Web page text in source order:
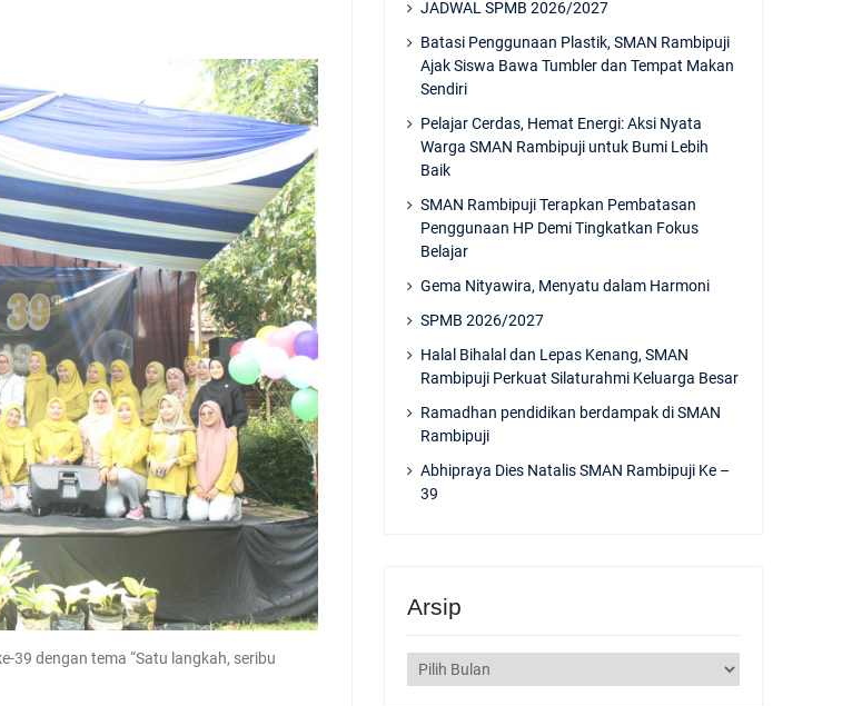
39 dengan tema “Satu langkah, seribu
JADWAL SPMB 2026/2027
Batasi Penggunaan Plastik, SMAN Rambipuji
Ajak Siswa Bawa Tumbler dan Tempat Makan
Sendiri
Pelajar Cerdas, Hemat Energi: Aksi Nyata
Warga SMAN Rambipuji untuk Bumi Lebih
Baik
SMAN Rambipuji Terapkan Pembatasan
Penggunaan HP Demi Tingkatkan Fokus
Belajar
Gema Nityawira, Menyatu dalam Harmoni
SPMB 2026/2027
Halal Bihalal dan Lepas Kenang, SMAN
Rambipuji Perkuat Silaturahmi Keluarga Besar
Ramadhan pendidikan berdampak di SMAN
Rambipuji
Abhipraya Dies Natalis SMAN Rambipuji Ke –
39
Arsip
Arsip